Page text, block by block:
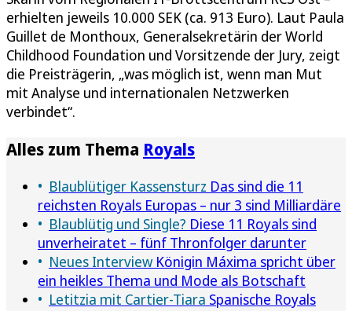
erhielten jeweils 10.000 SEK (ca. 913 Euro). Laut Paula
Guillet de Monthoux, Generalsekretärin der World
Childhood Foundation und Vorsitzende der Jury, zeigt
die Preisträgerin, „was möglich ist, wenn man Mut
mit Analyse und internationalen Netzwerken
verbindet“.
Alles zum Thema Royals
Blaublütiger Kassensturz Das sind die 11
reichsten Royals Europas – nur 3 sind Milliardäre
Blaublütig und Single? Diese 11 Royals sind
unverheiratet – fünf Thronfolger darunter
Neues Interview Königin Máxima spricht über
ein heikles Thema und Mode als Botschaft
Letitzia mit Cartier-Tiara Spanische Royals